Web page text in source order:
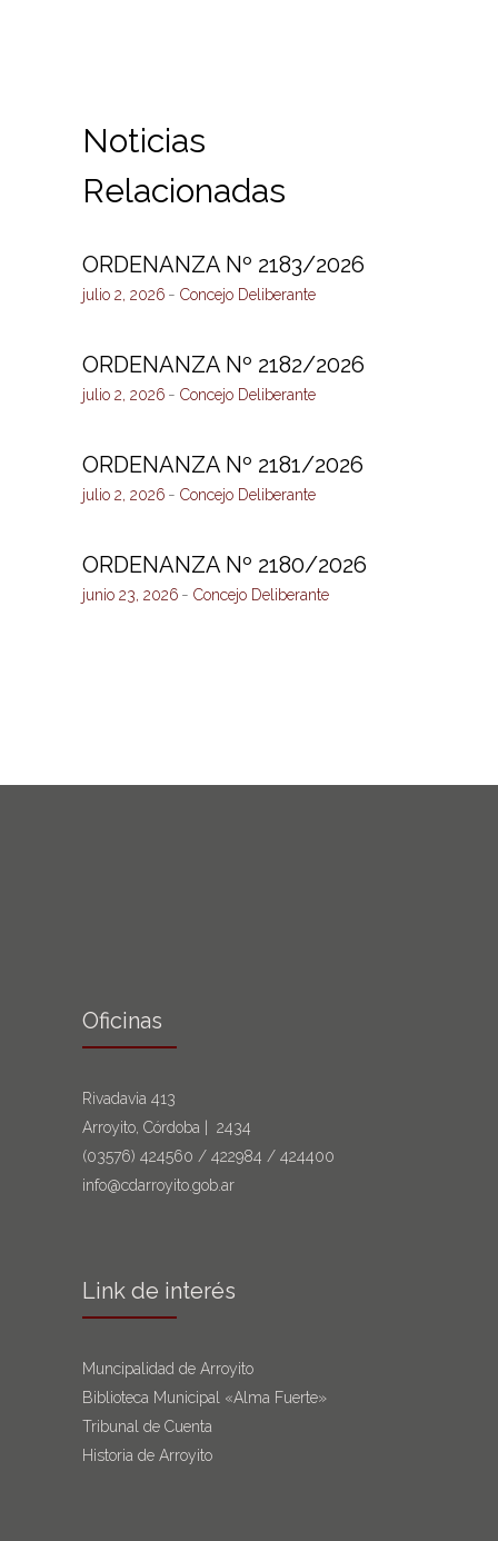
Noticias
Relacionadas
ORDENANZA Nº 2183/2026
julio 2, 2026 Concejo Deliberante
ORDENANZA Nº 2182/2026
julio 2, 2026 Concejo Deliberante
ORDENANZA Nº 2181/2026
julio 2, 2026 Concejo Deliberante
ORDENANZA Nº 2180/2026
junio 23, 2026 Concejo Deliberante
Oficinas
Rivadavia 413
Arroyito, Córdoba | 2434
(03576) 424560 / 422984 / 424400
info@cdarroyito.gob.ar
Link de interés
Muncipalidad de Arroyito
Biblioteca Municipal «Alma Fuerte»
Tribunal de Cuenta
Historia de Arroyito